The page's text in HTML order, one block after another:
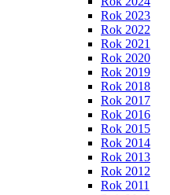
Rok 2023
Rok 2022
Rok 2021
Rok 2020
Rok 2019
Rok 2018
Rok 2017
Rok 2016
Rok 2015
Rok 2014
Rok 2013
Rok 2012
Rok 2011